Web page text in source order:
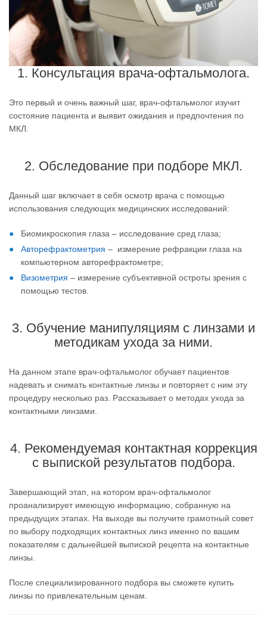
1. Консультация врача-офтальмолога.
Это первый и очень важный шаг, врач-офтальмолог изучит
состояние пациента и выявит ожидания и предпочтения по
МКЛ.
2. Обследование при подборе МКЛ.
Данный шаг включает в себя осмотр врача с помощью
использования следующих медицинских исследований:
Биомикроскопия глаза – исследование сред глаза;
Авторефрактометрия – измерение рефракции глаза на
компьютерном авторефрактометре;
Визометрия – измерение субъективной остроты зрения с
помощью тестов.
3. Обучение манипуляциям с линзами и
методикам ухода за ними.
На данном этапе врач-офтальмолог обучает пациентов
надевать и снимать контактные линзы и повторяет с ним эту
процедуру несколько раз. Рассказывает о методах ухода за
контактными линзами.
4. Рекомендуемая контактная коррекция
с выпиской результатов подбора.
Завершающий этап, на котором врач-офтальмолог
проанализирует имеющую информацию, собранную на
предыдущих этапах. На выходе вы получите грамотный совет
по выбору подходящих контактных линз именно по вашим
показателям с дальнейшей выпиской рецепта на контактные
линзы.
После специализированного подбора вы сможете купить
линзы по привлекательным ценам.